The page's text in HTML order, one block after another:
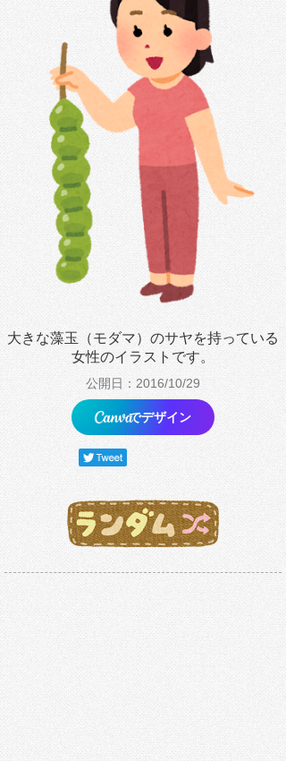
大きな藻玉（モダマ）のサヤを持っている
女性のイラストです。
公開日：2016/10/29
でデザイン